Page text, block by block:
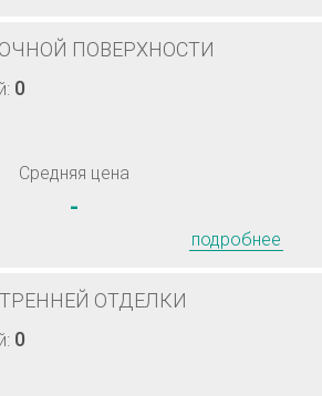
ПОВЕРХНОСТИ
0
Средняя цена
-
подробнее
ОТДЕЛКИ
0